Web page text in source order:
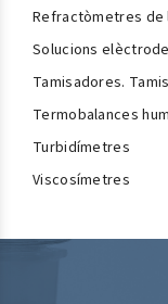
Refractòmetres de
Solucions
Tamisadores.
Termobalances
Turbidímetres
Viscosímetres